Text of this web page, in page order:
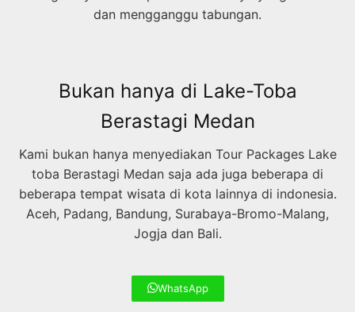
dan mengganggu tabungan.
Bukan hanya di Lake-Toba
Berastagi Medan
Kami bukan hanya menyediakan Tour Packages Lake
toba Berastagi Medan saja ada juga beberapa di
beberapa tempat wisata di kota lainnya di indonesia.
Aceh, Padang, Bandung, Surabaya-Bromo-Malang,
Jogja dan Bali.
WhatsApp